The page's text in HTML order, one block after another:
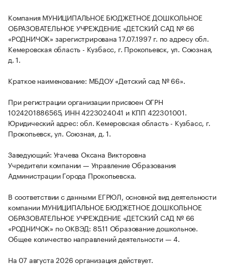
Компания МУНИЦИПАЛЬНОЕ БЮДЖЕТНОЕ ДОШКОЛЬНОЕ
ОБРАЗОВАТЕЛЬНОЕ УЧРЕЖДЕНИЕ «ДЕТСКИЙ САД № 66
«РОДНИЧОК» зарегистрирована 17.07.1997 г. по адресу обл.
Кемеровская область - Кузбасс, г. Прокопьевск, ул. Союзная,
д. 1.
Краткое наименование: МБДОУ «Детский сад № 66».
При регистрации организации присвоен ОГРН
1024201886565, ИНН 4223024041 и КПП 422301001.
Юридический адрес: обл. Кемеровская область - Кузбасс, г.
Прокопьевск, ул. Союзная, д. 1.
Заведующий: Угачева Оксана Викторовна
Учредители компании — Управление Образования
Администрации Города Прокопьевска.
В соответствии с данными ЕГРЮЛ, основной вид деятельности
компании МУНИЦИПАЛЬНОЕ БЮДЖЕТНОЕ ДОШКОЛЬНОЕ
ОБРАЗОВАТЕЛЬНОЕ УЧРЕЖДЕНИЕ «ДЕТСКИЙ САД № 66
«РОДНИЧОК» по ОКВЭД: 85.11 Образование дошкольное.
Общее количество направлений деятельности — 4.
На 07 августа 2026 организация действует.